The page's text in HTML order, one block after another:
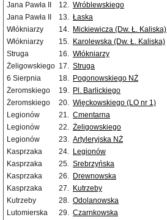
Jana Pawła II
12. Wróblewskiego
Jana Pawła II
13. Łaska
Włókniarzy
14. Mickiewicza (Dw. Ł. Kaliska)
Włókniarzy
15. Karolewska (Dw. Ł. Kaliska)
Struga
16. Włókniarzy
Żeligowskiego 17. Struga
6 Sierpnia
18. Pogonowskiego NŻ
Żeromskiego
19. Pl. Barlickiego
Żeromskiego
20. Więckowskiego (LO nr 1)
Legionów
21. Cmentarna
Legionów
22. Żeligowskiego
Legionów
23. Artyleryjska NŻ
Kasprzaka
24. Legionów
Kasprzaka
25. Srebrzyńska
Kasprzaka
26. Drewnowska
Kasprzaka
27. Kutrzeby
Kutrzeby
28. Odolanowska
Lutomierska
29. Czarnkowska